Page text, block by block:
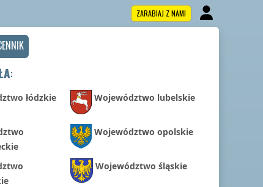
ZARABIAJ Z NAMI
:
łódzkie Województwo lubelskie
Województwo opolskie
Województwo śląskie